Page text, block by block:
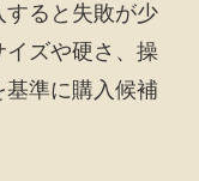
すると失敗が少
イズや硬さ、操
準に購入候補